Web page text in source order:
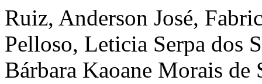
Ruiz, Anderson José,
Pelloso, Leticia Serpa dos
Bárbara Kaoane Morais de